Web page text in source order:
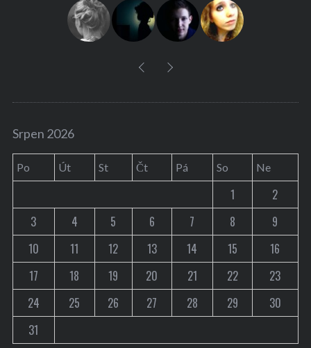
Srpen 2026
Po Út St Čt Pá So Ne
1
2
3
4 5 6 7 8
9
10
11 12 13 14 15
16
17
18 19 20 21 22
23
24
25 26 27 28 29
30
31